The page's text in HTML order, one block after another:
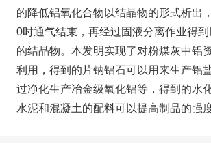
的降低铝氧化合物以结晶物的形式析出
0时通气结束，再经过固液分离作业得
的结晶物。本发明实现了对粉煤灰中铝
利用，得到的片钠铝石可以用来生产铝
过净化生产冶金级氧化铝等，得到的水
水泥和混凝土的配料可以提高制品的强度